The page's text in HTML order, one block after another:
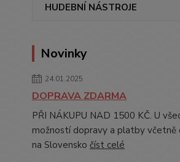
HUDEBNÍ NÁSTROJE
Novinky
24.01.2025
DOPRAVA ZDARMA
PŘI NÁKUPU NAD 1500 KČ. U
možností dopravy a platby včetně
na Slovensko číst celé